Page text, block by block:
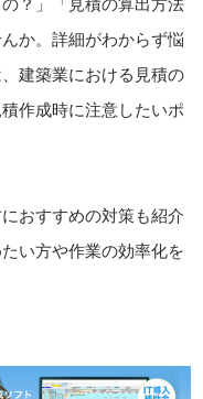
？」「見積の算出方法
か。詳細がわからず悩
建築業における見積の
作成時に注意したいポ
おすすめの対策も紹介
い方や作業の効率化を